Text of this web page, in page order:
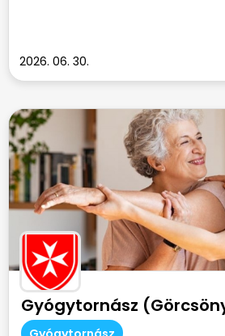
2026. 06. 30.
Gyógytornász